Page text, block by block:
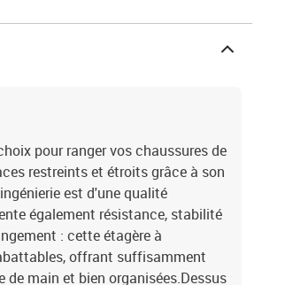
pour ranger vos chaussures de
restreints et étroits grâce à son
est d'une qualité
également résistance, stabilité
: cette étagère à
offrant suffisamment
de main et bien organisées.Dessus